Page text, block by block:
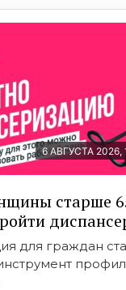
6 АВГУСТА 2026,
старше
для граждан